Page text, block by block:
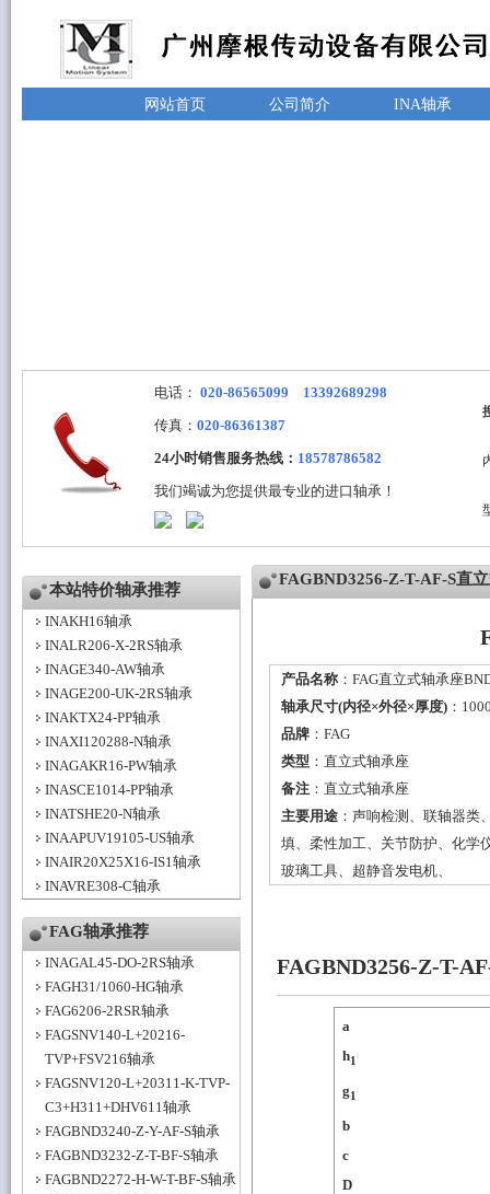
网站首页 公司简介 INA轴承
电话： 020-86565099 13392689298
传真： 020-86361387
24小时销售服务热线： 18578786582
我们竭诚为您提供最专业的进口轴承！
本站特价轴承推荐
INAKH16轴承
INALR206-X-2RS轴承
INAGE340-AW轴承
INAGE200-UK-2RS轴承
INAKTX24-PP轴承
INAXI120288-N轴承
INAGAKR16-PW轴承
INASCE1014-PP轴承
INATSHE20-N轴承
INAAPUV19105-US轴承
INAIR20X25X16-IS1轴承
INAVRE308-C轴承
FAG轴承推荐
INAGAL45-DO-2RS轴承
FAGH31/1060-HG轴承
FAG6206-2RSR轴承
FAGSNV140-L+20216-
TVP+FSV216轴承
FAGSNV120-L+20311-K-TVP-
C3+H311+DHV611轴承
FAGBND3240-Z-Y-AF-S轴承
FAGBND3232-Z-T-BF-S轴承
FAGBND2272-H-W-T-BF-S轴承
FAGBND3256-Z-T-AF-S直
产品名称 ：FAG直立式轴承座
轴承尺寸(内径×外径×厚度) ：
品牌 ： FAG
类型 ： 直立式轴承座
备注 ：直立式轴承座
主要用途 ：声响检测、联轴器类
填、柔性加工、关节防护、化学
玻璃工具、超静音发电机、
FAGBND3256-Z-T-
a
h1
g1
b
c
D